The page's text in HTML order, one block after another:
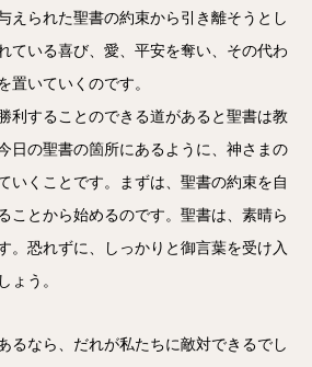
えられた聖書の約束から引き離そうとし
ている喜び、愛、平安を奪い、その代わ
置いていくのです。
利することのできる道があると聖書は教
日の聖書の箇所にあるように、神さまの
いくことです。まずは、聖書の約束を自
ことから始めるのです。聖書は、素晴ら
。恐れずに、しっかりと御言葉を受け入
ょう。
るなら、だれが私たちに敵対できるでし